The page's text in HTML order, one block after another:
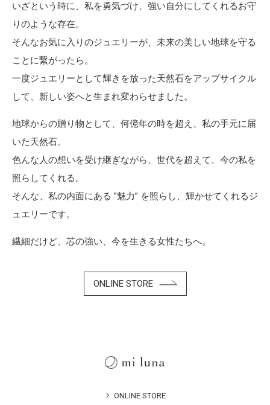
いざという時に、私を勇気づけ、強い自分にしてくれるお守
りのような存在。
そんなお気に入りのジュエリーが、未来の美しい地球を守る
ことに繋がったら。
一度ジュエリーとして輝きを放った天然石をアップサイクル
して、新しい姿へと生まれ変わらせました。
地球からの贈り物として、何億年の時を超え、私の手元に届
いた天然石。
色んな人の想いを受け継ぎながら、世代を超えて、今の私を
照らしてくれる。
そんな、私の内面にある ”魅力” を照らし、輝かせてくれるジ
ュエリーです。
繊細だけど、芯の強い、今を生きる女性たちへ。
ONLINE STORE
ONLINE STORE